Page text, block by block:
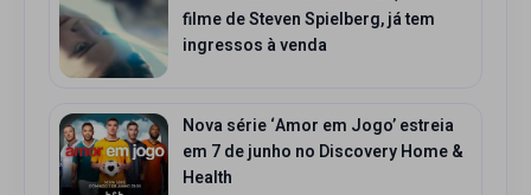
filme de Steven Spielberg, já tem
ingressos à venda
Nova série ‘Amor em Jogo’ estreia
em 7 de junho no Discovery Home &
Health